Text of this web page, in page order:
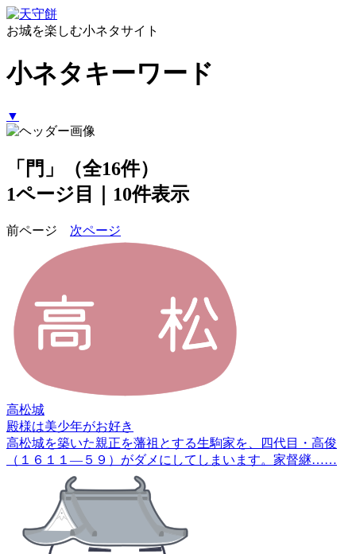
お城を楽しむ小ネタサイト
小ネタキーワード
▼
「門」（全16件）
1ページ目｜10件表示
前ページ 次ページ
高松城
殿様は美少年がお好き
高松城を築いた親正を藩祖とする生駒家を、四代目・高俊
（１６１１―５９）がダメにしてしまいます。家督継……